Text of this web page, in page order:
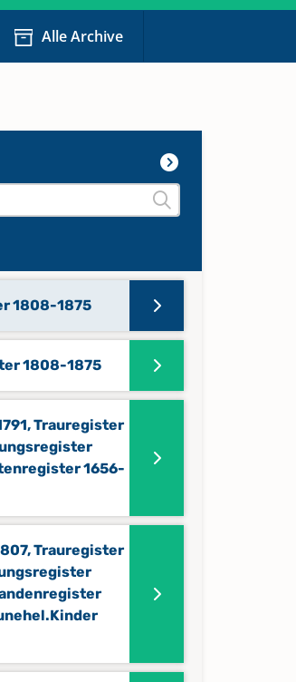
Alle Archive
1808-1875
1808-1875
Trauregister
1656-
Trauregister